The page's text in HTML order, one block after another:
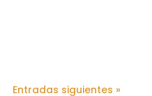
Entradas siguientes »